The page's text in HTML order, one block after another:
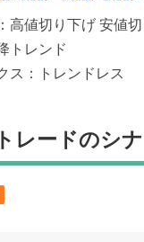
高値切り下げ 安値
トレンド
ス：トレンドレス
レードのシ